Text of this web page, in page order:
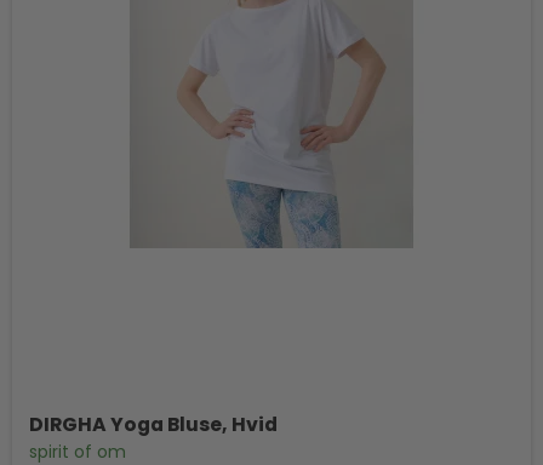
DIRGHA Yoga Bluse, Hvid
spirit of om